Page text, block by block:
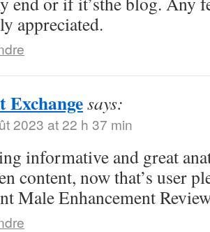
appreciated.
Exchangesays:
2023 at 22 h 37 min
informative and great
content, now that’s user
Male Enhancement